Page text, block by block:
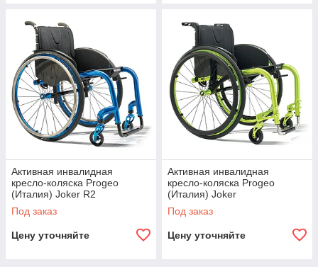
Активная инвалидная
кресло-коляска Progeo
(Италия) Joker R2
Под заказ
Цену уточняйте
Активная инвалидная
кресло-коляска Progeo
(Италия) Joker
Под заказ
Цену уточняйте